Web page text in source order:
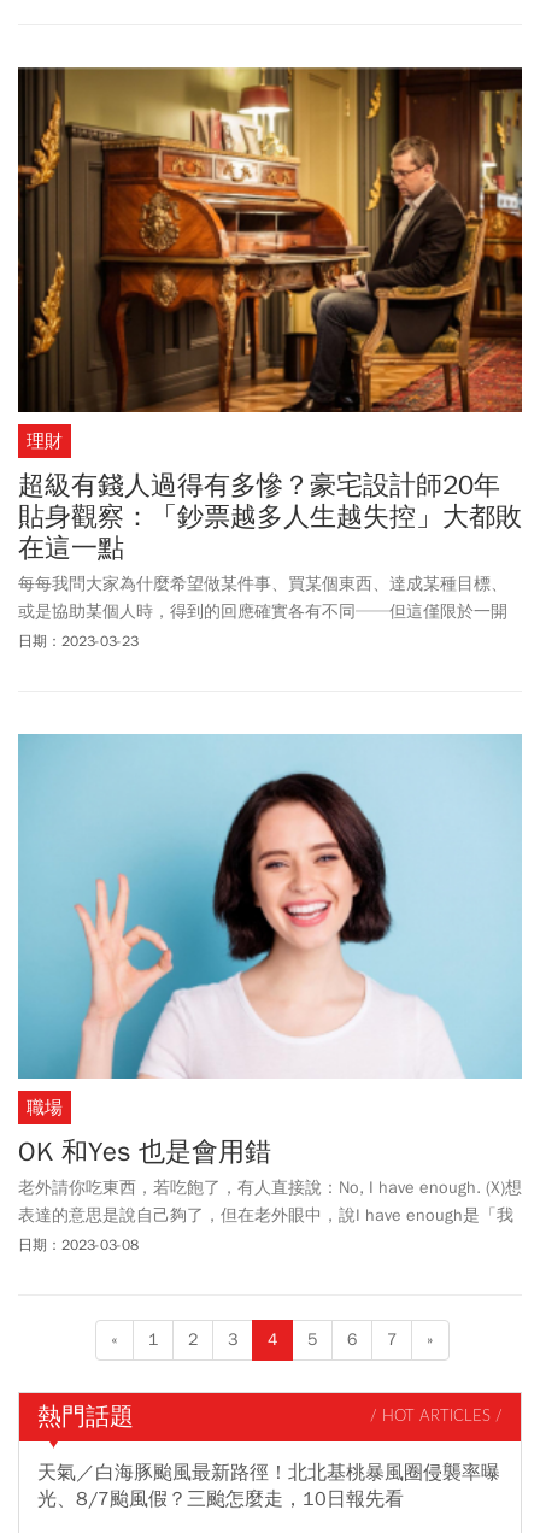
理財
超級有錢人過得有多慘？豪宅設計師20年
貼身觀察：「鈔票越多人生越失控」大都敗
在這一點
每每我問大家為什麼希望做某件事、買某個東西、達成某種目標、
或是協助某個人時，得到的回應確實各有不同──但這僅限於一開
始，如果我繼續追問「為什麼」，得到的答案聽起來就都一樣了。
可能會開始說：「因為這就是應當做的事啊。」然而，當我追問
「這為什麼是應當做的事？你為什麼要這麼做？」，到頭來大家都
會說，因為那讓他們覺得自己是個全人、活得有目的、或者感到快
日期：2023-03-23
職場
OK 和Yes 也是會用錯
老外請你吃東西，若吃飽了，有人直接說：No, I have enough. (X)想
表達的意思是說自己夠了，但在老外眼中，說I have enough是「我
受夠了」。更貼切的說法是：(O) No more, I have had a lot.意思是
日期：2023-03-08
« 1 2 3 4 5 6 7 »
熱門話題 / HOT ARTICLES /
天氣／白海豚颱風最新路徑！北北基桃暴風圈侵襲率曝
光、8/7颱風假？三颱怎麼走，10日報先看